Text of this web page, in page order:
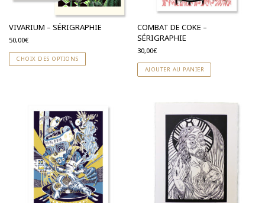
VIVARIUM – SÉRIGRAPHIE
50,00€
CHOIX DES OPTIONS
COMBAT DE COKE –
SÉRIGRAPHIE
30,00€
AJOUTER AU PANIER